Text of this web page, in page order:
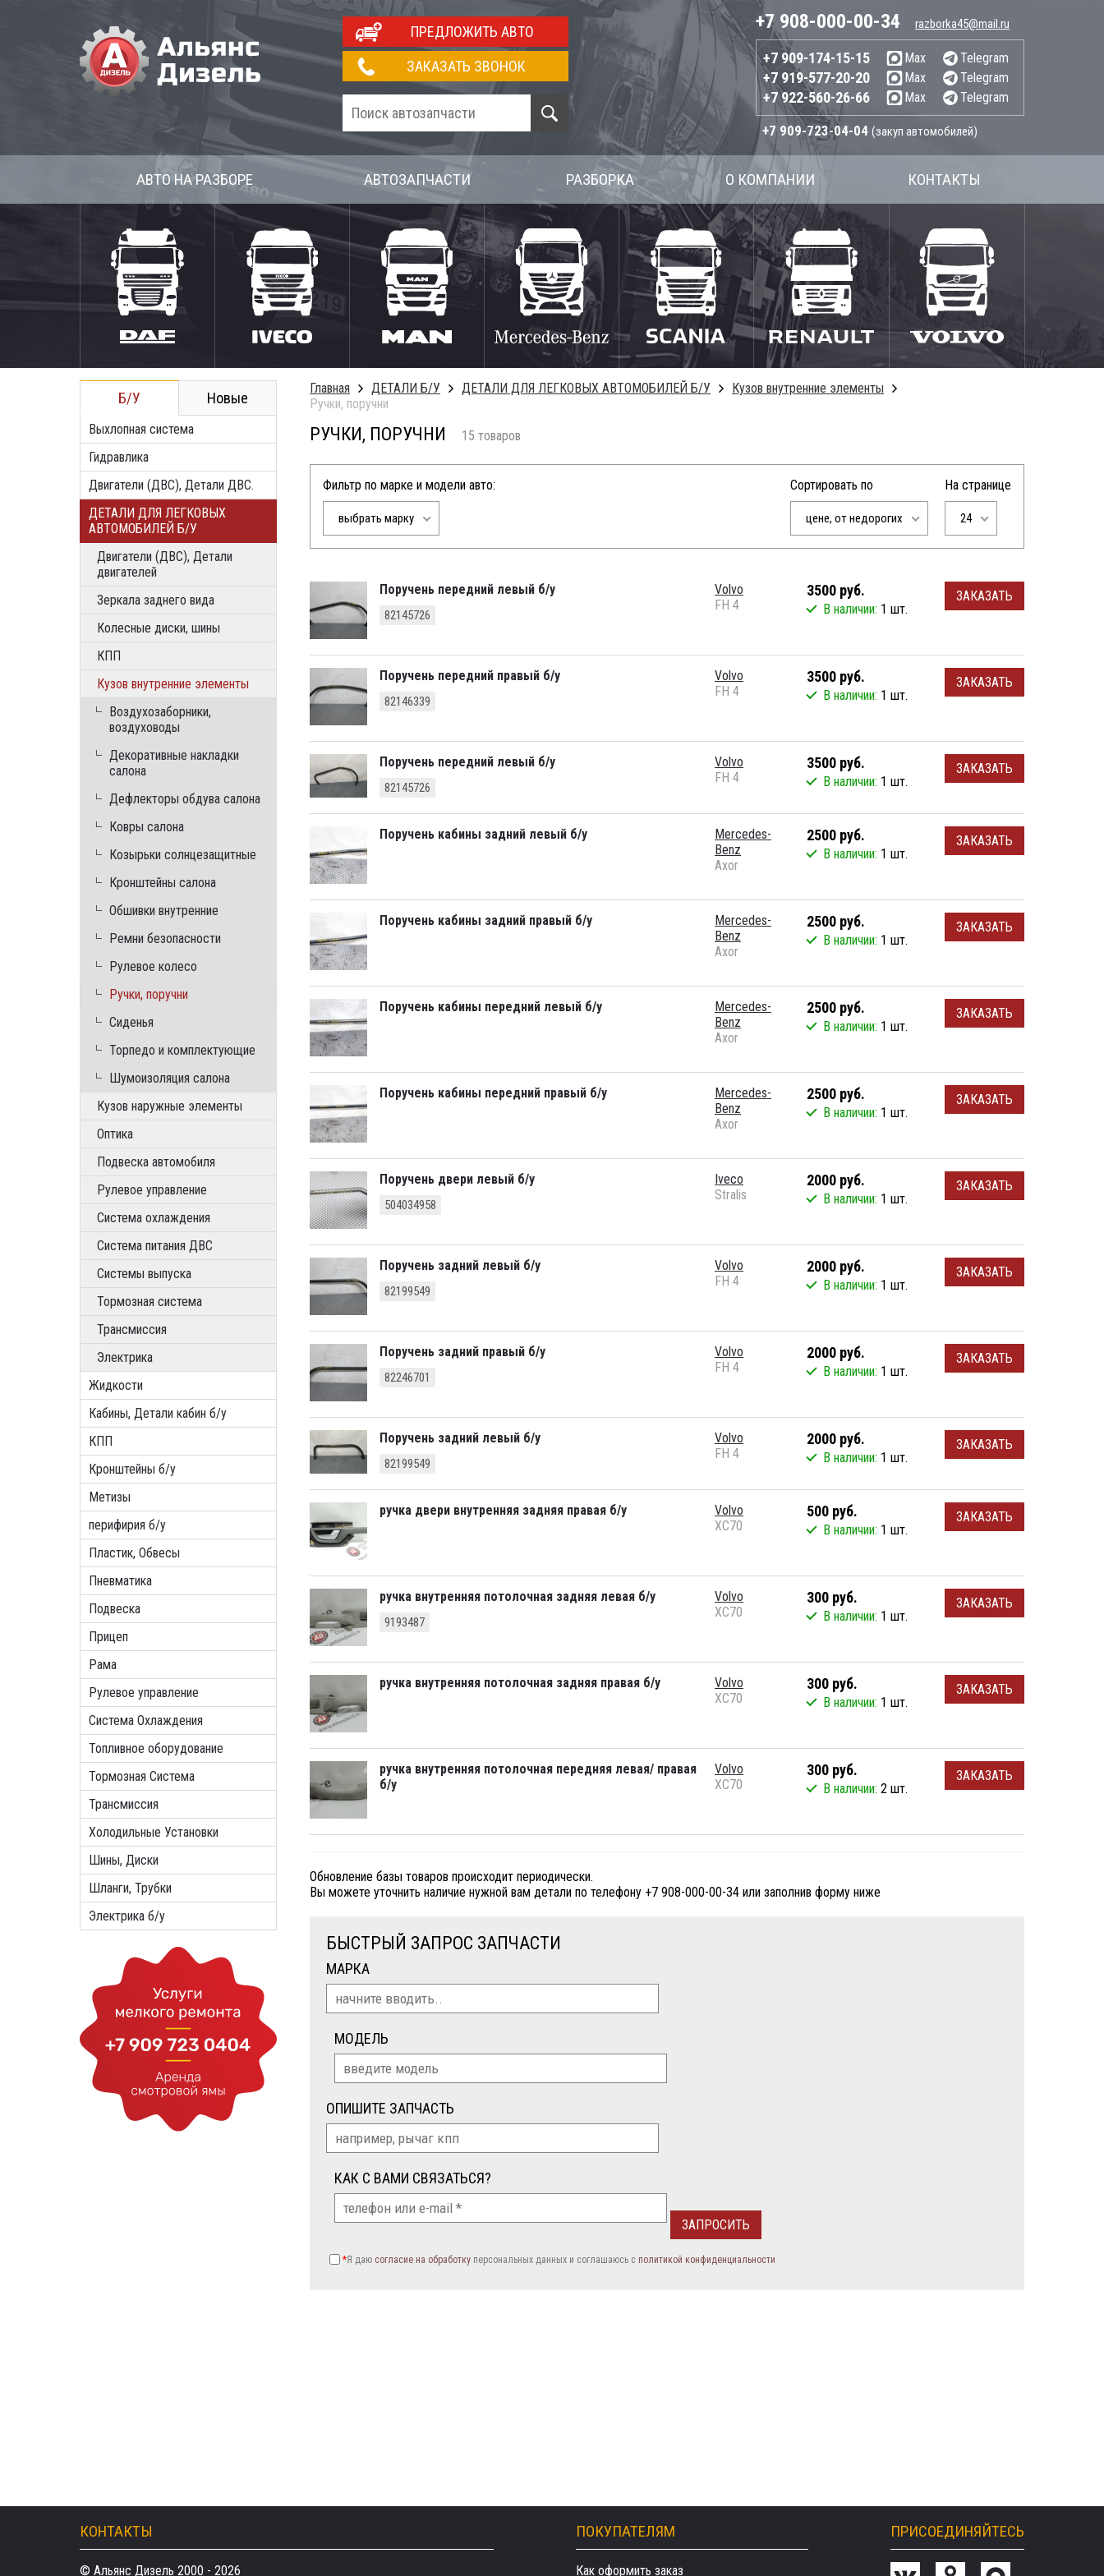
ПРЕДЛОЖИТЬ АВТО
ЗАКАЗАТЬ ЗВОНОК
+7 908-000-00-34 razborka45@mail.ru
+7 909-174-15-15 Max Telegram
+7 919-577-20-20 Max Telegram
+7 922-560-26-66 Max Telegram
+7 909-723-04-04 (закуп автомобилей)
АВТО НА РАЗБОРЕ АВТОЗАПЧАСТИ РАЗБОРКА О КОМПАНИИ КОНТАКТЫ
Б/У Новые
Выхлопная система
Гидравлика
Двигатели (ДВС), Детали ДВС.
ДЕТАЛИ ДЛЯ ЛЕГКОВЫХ
АВТОМОБИЛЕЙ Б/У
Двигатели (ДВС), Детали
двигателей
Зеркала заднего вида
Колесные диски, шины
КПП
Кузов внутренние элементы
Воздухозаборники,
воздуховоды
Декоративные накладки
салона
Дефлекторы обдува салона
Ковры салона
Козырьки солнцезащитные
Кронштейны салона
Обшивки внутренние
Ремни безопасности
Рулевое колесо
Ручки, поручни
Сиденья
Торпедо и комплектующие
Шумоизоляция салона
Кузов наружные элементы
Оптика
Подвеска автомобиля
Рулевое управление
Система охлаждения
Система питания ДВС
Системы выпуска
Тормозная система
Трансмиссия
Электрика
Жидкости
Кабины, Детали кабин б/у
КПП
Кронштейны б/у
Метизы
перифирия б/у
Пластик, Обвесы
Пневматика
Подвеска
Прицеп
Рама
Рулевое управление
Система Охлаждения
Топливное оборудование
Тормозная Система
Трансмиссия
Холодильные Установки
Шины, Диски
Шланги, Трубки
Электрика б/у
Главная ДЕТАЛИ Б/У ДЕТАЛИ ДЛЯ ЛЕГКОВЫХ АВТОМОБИЛЕЙ Б/У
Кузов внутренние элементы
Ручки, поручни
РУЧКИ, ПОРУЧНИ 15 товаров
Фильтр по марке и модели авто:
выбрать марку
Сортировать по
цене, от недорогих
На странице
24
Поручень передний левый б/у
82145726
Volvo
FH 4
3500 руб.
В наличии: 1 шт.
ЗАКАЗАТЬ
Поручень передний правый б/у
82146339
Volvo
FH 4
3500 руб.
В наличии: 1 шт.
ЗАКАЗАТЬ
Поручень передний левый б/у
82145726
Volvo
FH 4
3500 руб.
В наличии: 1 шт.
ЗАКАЗАТЬ
Поручень кабины задний левый б/у
Mercedes-
Benz
Axor
2500 руб.
В наличии: 1 шт.
ЗАКАЗАТЬ
Поручень кабины задний правый б/у
Mercedes-
Benz
Axor
2500 руб.
В наличии: 1 шт.
ЗАКАЗАТЬ
Поручень кабины передний левый б/у
Mercedes-
Benz
Axor
2500 руб.
В наличии: 1 шт.
ЗАКАЗАТЬ
Поручень кабины передний правый б/у
Mercedes-
Benz
Axor
2500 руб.
В наличии: 1 шт.
ЗАКАЗАТЬ
Поручень двери левый б/у
504034958
Iveco
Stralis
2000 руб.
В наличии: 1 шт.
ЗАКАЗАТЬ
Поручень задний левый б/у
82199549
Volvo
FH 4
2000 руб.
В наличии: 1 шт.
ЗАКАЗАТЬ
Поручень задний правый б/у
82246701
Volvo
FH 4
2000 руб.
В наличии: 1 шт.
ЗАКАЗАТЬ
Поручень задний левый б/у
82199549
Volvo
FH 4
2000 руб.
В наличии: 1 шт.
ЗАКАЗАТЬ
ручка двери внутренняя задняя правая б/у
Volvo
XC70
500 руб.
В наличии: 1 шт.
ЗАКАЗАТЬ
ручка внутренняя потолочная задняя левая б/у
9193487
Volvo
XC70
300 руб.
В наличии: 1 шт.
ЗАКАЗАТЬ
ручка внутренняя потолочная задняя правая б/у
Volvo
XC70
300 руб.
В наличии: 1 шт.
ЗАКАЗАТЬ
ручка внутренняя потолочная передняя левая/ правая
б/у
Volvo
XC70
300 руб.
В наличии: 2 шт.
ЗАКАЗАТЬ
Обновление базы товаров происходит периодически.
Вы можете уточнить наличие нужной вам детали по телефону +7 908-000-00-34 или заполнив форму ниже
БЫСТРЫЙ ЗАПРОС ЗАПЧАСТИ
МАРКА
МОДЕЛЬ
ОПИШИТЕ ЗАПЧАСТЬ
КАК С ВАМИ СВЯЗАТЬСЯ?
*Я даю согласие на обработку персональных данных и соглашаюсь c политикой конфиденциальности
КОНТАКТЫ
© Альянс Дизель 2000 - 2026
ПОКУПАТЕЛЯМ
Как оформить заказ
ПРИСОЕДИНЯЙТЕСЬ